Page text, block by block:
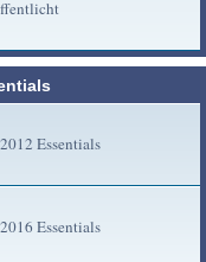
Essentials
Essentials